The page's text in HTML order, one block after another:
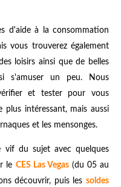
d'aide à la consommation
vous trouverez également
loisirs ainsi que de belles
s'amuser un peu. Nous
et tester pour vous
intéressant, mais aussi
et les mensonges.
vif du sujet avec quelques
le CES Las Vegas(du 05 au
découvrir, puis les soldes